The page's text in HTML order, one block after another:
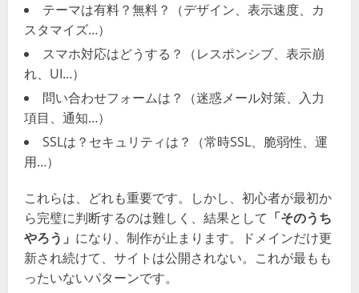
テーマは有料？無料？（デザイン、表示速度、カ
スタマイズ…）
スマホ対応はどうする？（レスポンシブ、表示崩
れ、UI…）
問い合わせフォームは？（迷惑メール対策、入力
項目、通知…）
SSLは？セキュリティは？（常時SSL、脆弱性、運
用…）
これらは、どれも重要です。しかし、初心者が最初か
ら完璧に判断するのは難しく、結果として 「そのうち
やろう」 になり、制作が止まります。ドメインだけ更
新され続けて、サイトは公開されない。これが最もも
ったいないパターンです。